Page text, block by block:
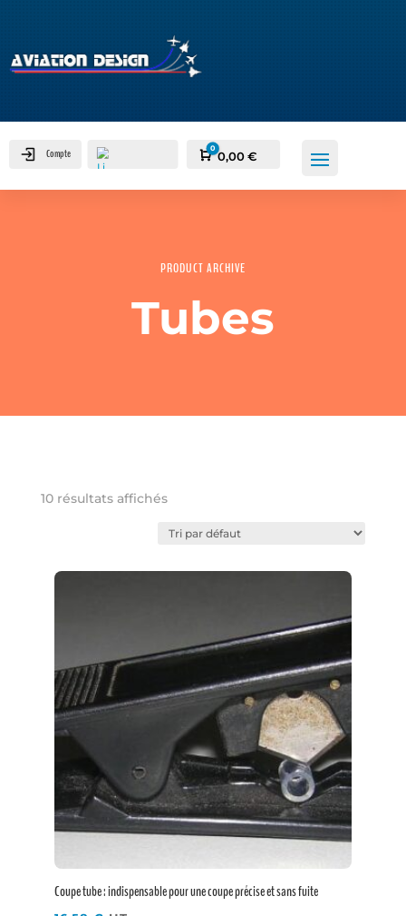
Compte
Favoris
Panier
0
0,00€
PRODUCT ARCHIVE
Tubes
10 résultats affichés
Coupe tube : indispensable pour une coupe précise et sans fuite